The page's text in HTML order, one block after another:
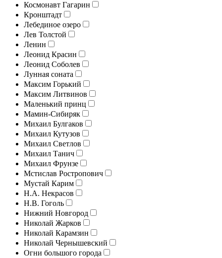
Космонавт Гагарин
Кронштадт
Лебединое озеро
Лев Толстой
Ленин
Леонид Красин
Леонид Соболев
Лунная соната
Максим Горький
Максим Литвинов
Маленький принц
Мамин-Сибиряк
Михаил Булгаков
Михаил Кутузов
Михаил Светлов
Михаил Танич
Михаил Фрунзе
Мстислав Ростропович
Мустай Карим
Н.А. Некрасов
Н.В. Гоголь
Нижний Новгород
Николай Жарков
Николай Карамзин
Николай Чернышевский
Огни большого города